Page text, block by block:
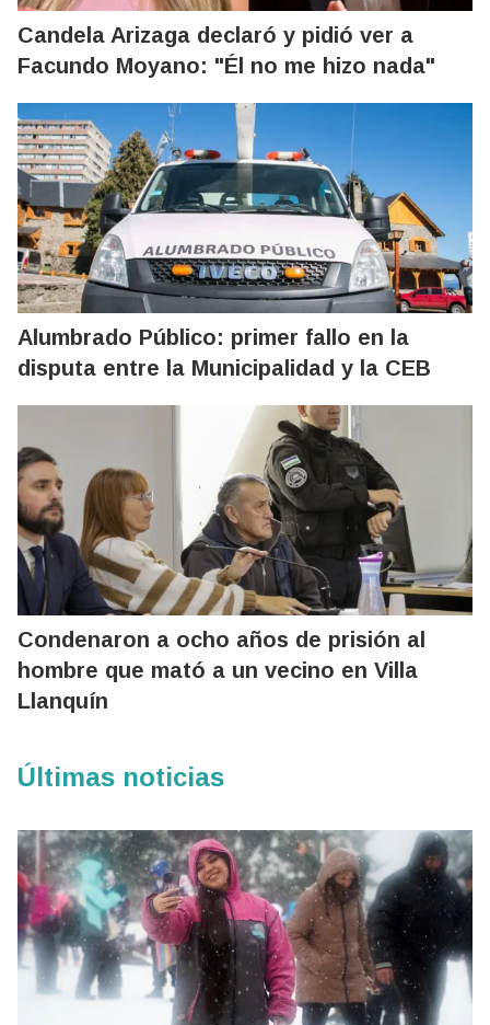
Candela Arizaga declaró y pidió ver a
Facundo Moyano: "Él no me hizo nada"
Alumbrado Público: primer fallo en la
disputa entre la Municipalidad y la CEB
Condenaron a ocho años de prisión al
hombre que mató a un vecino en Villa
Llanquín
Últimas noticias